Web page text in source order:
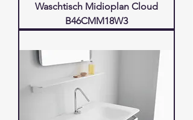
Waschtisch Midioplan Cloud
B46CMM18W3